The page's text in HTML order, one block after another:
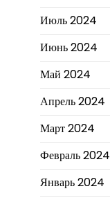
Июль 2024
Июнь 2024
Май 2024
Апрель 2024
Март 2024
Февраль 2024
Январь 2024